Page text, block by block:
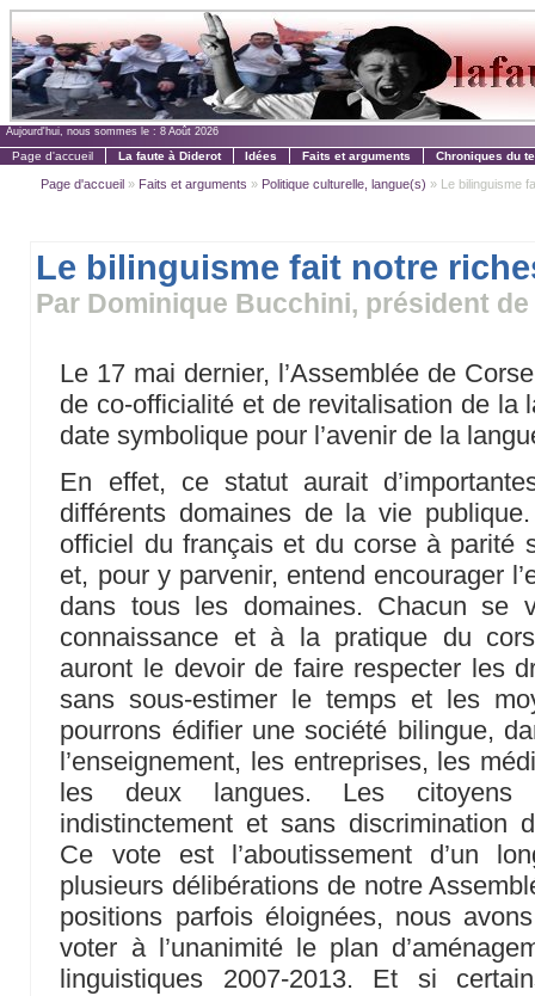
Aujourd'hui, nous sommes le : 8 Août 2026
Page d'accueil La faute à Diderot Idées Faits et arguments Chroniques du
Page d'accueil » Faits et arguments » Politique culturelle, langue(s) » Le bilinguisme
Le bilinguisme fait notre
Par Dominique Bucchini, président de
Le 17 mai dernier, l’Assemblée de
de co-officialité et de revitalisation de la
date symbolique pour l’avenir de la
En effet, ce statut aurait
différents domaines de la vie
officiel du français et du corse à parité
et, pour y parvenir, entend encourager
dans tous les domaines. Chacun se
connaissance et à la pratique du
auront le devoir de faire respecter les
sans sous-estimer le temps et les
pourrons édifier une société bilingue,
l’enseignement, les entreprises, les
les deux langues. Les citoyens
indistinctement et sans discrimination
Ce vote est l’aboutissement d’un
plusieurs délibérations de notre
positions parfois éloignées, nous
voter à l’unanimité le plan
linguistiques 2007-2013. Et si